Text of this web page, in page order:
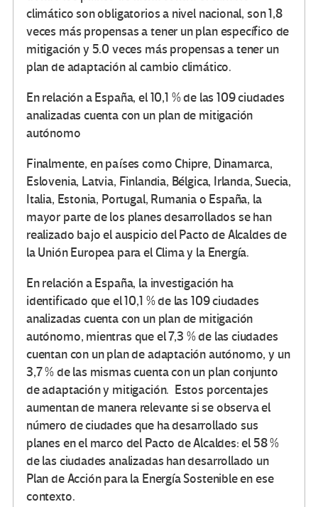
climático son obligatorios a nivel nacional, son 1,8
veces más propensas a tener un plan específico de
mitigación y 5.0 veces más propensas a tener un
plan de adaptación al cambio climático.
En relación a España, el 10,1 % de las 109 ciudades
analizadas cuenta con un plan de mitigación
autónomo
Finalmente, en países como Chipre, Dinamarca,
Eslovenia, Latvia, Finlandia, Bélgica, Irlanda, Suecia,
Italia, Estonia, Portugal, Rumania o España, la
mayor parte de los planes desarrollados se han
realizado bajo el auspicio del Pacto de Alcaldes de
la Unión Europea para el Clima y la Energía.
En relación a España, la investigación ha
identificado que el 10,1 % de las 109 ciudades
analizadas cuenta con un plan de mitigación
autónomo, mientras que el 7,3 % de las ciudades
cuentan con un plan de adaptación autónomo, y un
3,7 % de las mismas cuenta con un plan conjunto
de adaptación y mitigación. Estos porcentajes
aumentan de manera relevante si se observa el
número de ciudades que ha desarrollado sus
planes en el marco del Pacto de Alcaldes: el 58 %
de las ciudades analizadas han desarrollado un
Plan de Acción para la Energía Sostenible en ese
contexto.